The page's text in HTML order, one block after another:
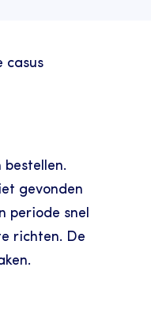
casus
gevonden
periode snel
richten. De